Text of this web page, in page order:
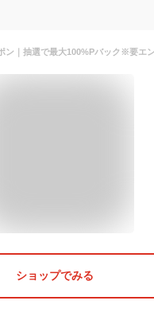
ショップでみる